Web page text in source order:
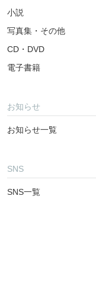
小説
写真集・その他
CD・DVD
電子書籍
お知らせ
お知らせ一覧
SNS
SNS一覧